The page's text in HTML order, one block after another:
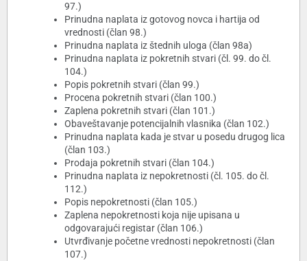
97.)
Prinudna naplata iz gotovog novca i hartija od
vrednosti (član 98.)
Prinudna naplata iz štednih uloga (član 98a)
Prinudna naplata iz pokretnih stvari (čl. 99. do čl.
104.)
Popis pokretnih stvari (član 99.)
Procena pokretnih stvari (član 100.)
Zaplena pokretnih stvari (član 101.)
Obaveštavanje potencijalnih vlasnika (član 102.)
Prinudna naplata kada je stvar u posedu drugog lica
(član 103.)
Prodaja pokretnih stvari (član 104.)
Prinudna naplata iz nepokretnosti (čl. 105. do čl.
112.)
Popis nepokretnosti (član 105.)
Zaplena nepokretnosti koja nije upisana u
odgovarajući registar (član 106.)
Utvrđivanje početne vrednosti nepokretnosti (član
107.)